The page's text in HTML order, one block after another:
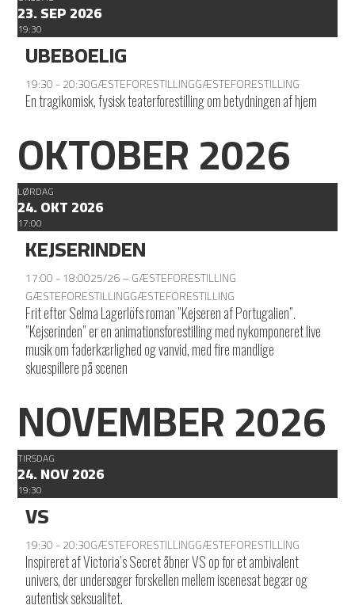
23. SEP 2026
19:30
UBEBOELIG
19:30 - 20:30GÆSTEFORESTILLINGGÆSTEFORESTILLING
En tragikomisk, fysisk teaterforestilling om betydningen af hjem
OKTOBER 2026
LØRDAG
24. OKT 2026
17:00
KEJSERINDEN
17:00 - 18:0025/26 – GÆSTEFORESTILLING
GÆSTEFORESTILLINGGÆSTEFORESTILLING
Frit efter Selma Lagerlöfs roman ”Kejseren af Portugalien”.
”Kejserinden” er en animationsforestilling med nykomponeret live
musik om faderkærlighed og vanvid, med fire mandlige
skuespillere på scenen
NOVEMBER 2026
TIRSDAG
24. NOV 2026
19:30
VS
19:30 - 20:30GÆSTEFORESTILLINGGÆSTEFORESTILLING
Inspireret af Victoria’s Secret åbner VS op for et ambivalent
univers, der undersøger forskellen mellem iscenesat begær og
autentisk seksualitet.